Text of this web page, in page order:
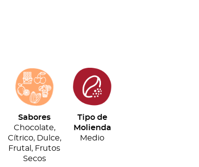
Sabores
Chocolate,
Cítrico, Dulce,
Frutal, Frutos
Secos
Tipo de
Molienda
Medio